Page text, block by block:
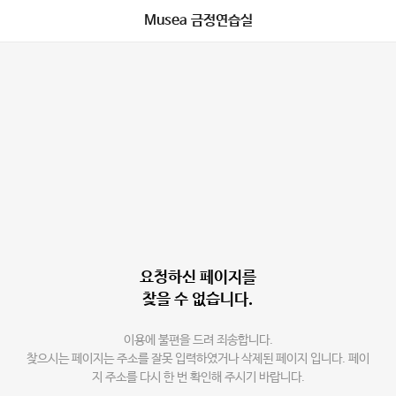
Musea 금정연습실
요청하신 페이지를
찾을 수 없습니다.
이용에 불편을 드려 죄송합니다.
찾으시는 페이지는 주소를 잘못 입력하였거나 삭제된 페이지 입니다. 페이
지 주소를 다시 한 번 확인해 주시기 바랍니다.